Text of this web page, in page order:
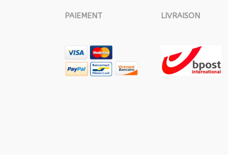
PAIEMENT LIVRAISON